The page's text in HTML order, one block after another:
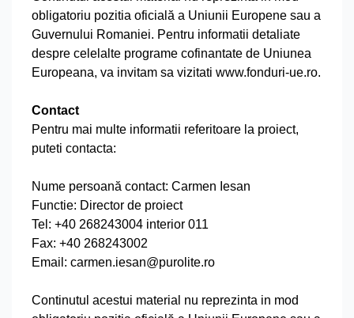
obligatoriu pozitia oficială a Uniunii Europene sau a
Guvernului Romaniei. Pentru informatii detaliate
despre celelalte programe cofinantate de Uniunea
Europeana, va invitam sa vizitati www.fonduri-ue.ro.
Contact
Pentru mai multe informatii referitoare la proiect,
puteti contacta:
Nume persoană contact: Carmen Iesan
Functie: Director de proiect
Tel: +40 268243004 interior 011
Fax: +40 268243002
Email: carmen.iesan@purolite.ro
Continutul acestui material nu reprezinta in mod